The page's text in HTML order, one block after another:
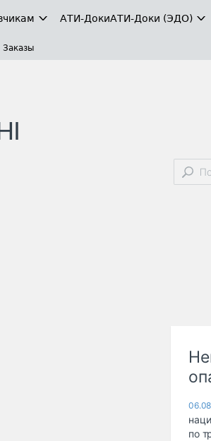
АТИ-ДокиАТИ-Доки (ЭДО)
Заказы
06.08
по